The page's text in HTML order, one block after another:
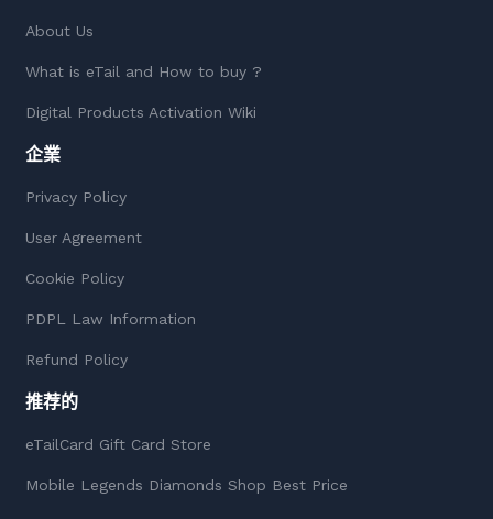
About Us
What is eTail and How to buy ?
Digital Products Activation Wiki
企業
Privacy Policy
User Agreement
Cookie Policy
PDPL Law Information
Refund Policy
推荐的
eTailCard Gift Card Store
Mobile Legends Diamonds Shop Best Price